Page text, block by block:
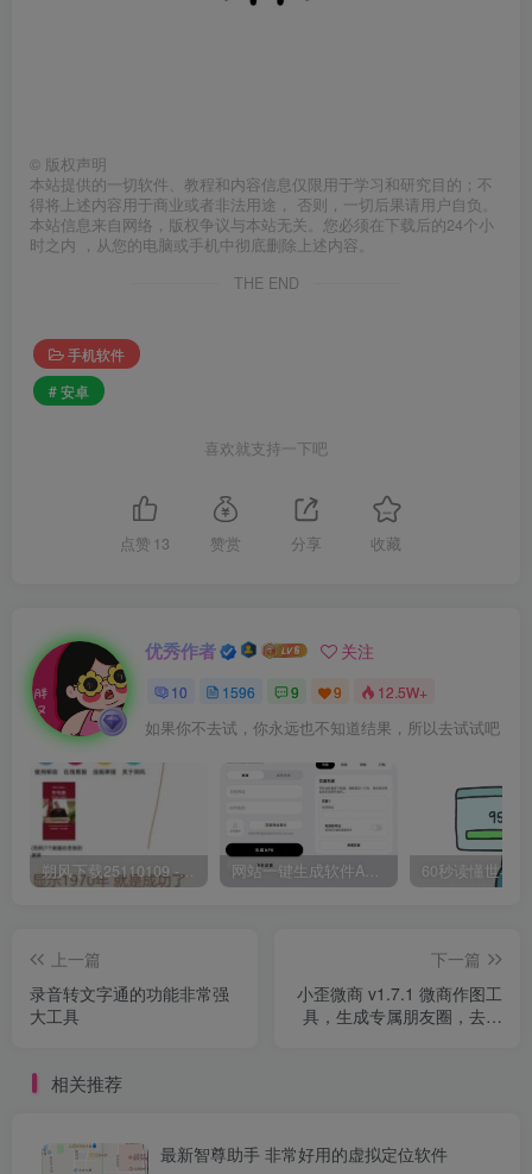
© 版权声明
本站提供的一切软件、教程和内容信息仅限用于学习和研究目的；不
得将上述内容用于商业或者非法用途， 否则，一切后果请用户自负。
本站信息来自网络，版权争议与本站无关。您必须在下载后的24个小
时之内 ，从您的电脑或手机中彻底删除上述内容。
THE END
手机软件
# 安卓
喜欢就支持一下吧
点赞 13 赞赏 分享 收藏
优秀作者 关注
10 1596 9 9 12.5W+
如果你不去试，你永远也不知道结果，所以去试试吧
朔风下载25110109 -磁力下载神器-去VIP限制版本 网站一键生成软件APP 完美版 同时支持打包html文件
上一篇
录音转文字通的功能非常强
大工具
下一篇
小歪微商 v1.7.1 微商作图工
具，生成专属朋友圈，去广
相关推荐
最新智尊助手 非常好用的虚拟定位软件